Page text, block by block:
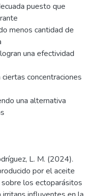
puesto que
menos cantidad de
una efectividad
concentraciones
una alternativa
L. M. (2024).
por el aceite
los ectoparásitos